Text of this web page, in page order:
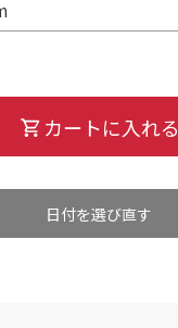
日付を選び直す
カートに入れる